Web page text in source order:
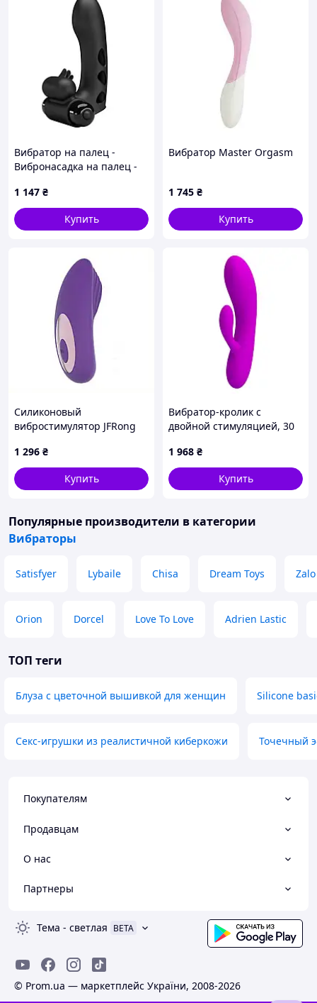
Вибратор на палец -
Вибронасадка на палец -
Finger Vibrator Black
1 147 ₴
Купить
Вибратор Master Orgasm
1 745 ₴
Купить
Силиконовый
вибростимулятор JFRong
8E8850E2T6
1 296 ₴
Купить
Вибратор-кролик с
двойной стимуляцией, 30
1 968 ₴
Купить
Популярные производители в категории
Вибраторы
Satisfyer Lybaile Chisa Dream Toys Zalo
Orion Dorcel Love To Love Adrien Lastic
ТОП теги
Блуза с цветочной вышивкой для женщин Silicone
Секс-игрушки из реалистичной киберкожи Точечный
Покупателям
Продавцам
О нас
Партнеры
Тема - светлая BETA
© Prom.ua — маркетплейс України, 2008-2026